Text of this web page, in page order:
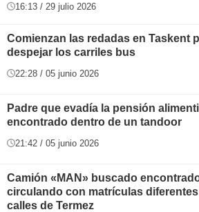
16:13 / 29 julio 2026
Comienzan las redadas en Taskent
despejar los carriles bus
22:28 / 05 junio 2026
Padre que evadía la pensión
encontrado dentro de un tandoor
21:42 / 05 junio 2026
Camión «MAN» buscado
circulando con matrículas
calles de Termez